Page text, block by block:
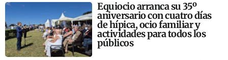
Equiocio arranca su 35º
aniversario con cuatro días
de hípica, ocio familiar y
actividades para todos los
públicos